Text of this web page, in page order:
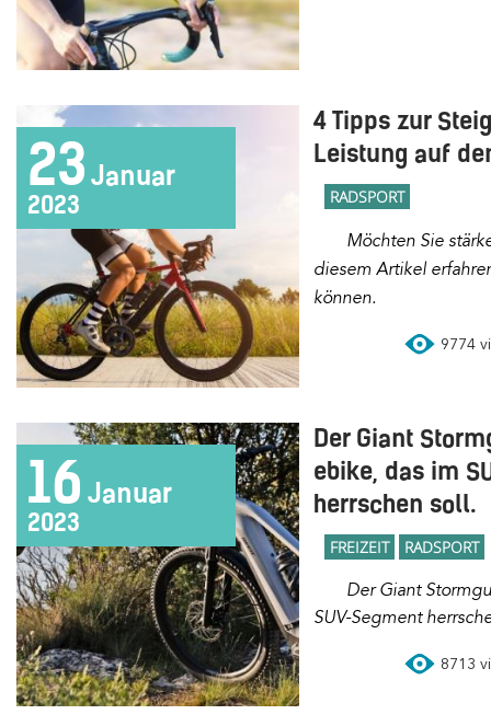
23 Januar
2023
4 Tipps zur
Leistung auf
RADSPORT
Möchten Sie stärker auf dem Fahrrad werden? In
diesem Artikel
können.
9774
16 Januar
2023
Der Giant
ebike, das im
herrschen soll.
FREIZEIT RADSPORT
Der Giant Stormguard E+ ist ein ebike, das im
SUV-Segment
8713